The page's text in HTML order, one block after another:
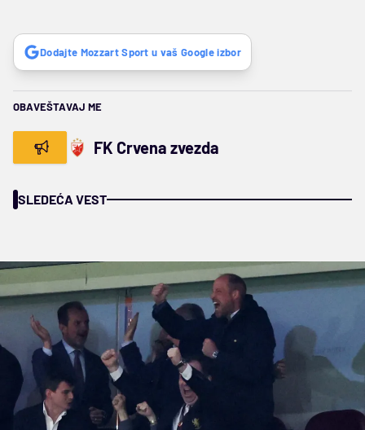
Dodajte Mozzart Sport u vaš Google izbor
OBAVEŠTAVAJ ME
FK Crvena zvezda
SLEDEĆA VEST